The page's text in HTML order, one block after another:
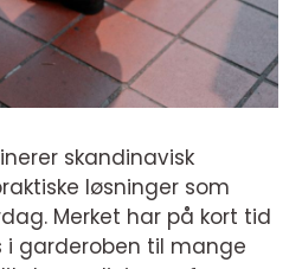
skandinavisk
løsninger som
Merket har på kort tid
garderoben til mange